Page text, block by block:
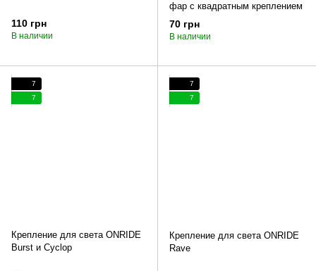
110 грн
В наличии
фар с квадратным креплением
70 грн
В наличии
7
7
Крепление для света ONRIDE
Burst и Cyclop
7
7
Крепление для света ONRIDE
Rave